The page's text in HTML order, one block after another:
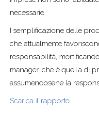
necessarie.
I semplificazione delle
che attualmente
responsabilità,
manager, che è quella di
assumendosene la
Scarica il rapporto